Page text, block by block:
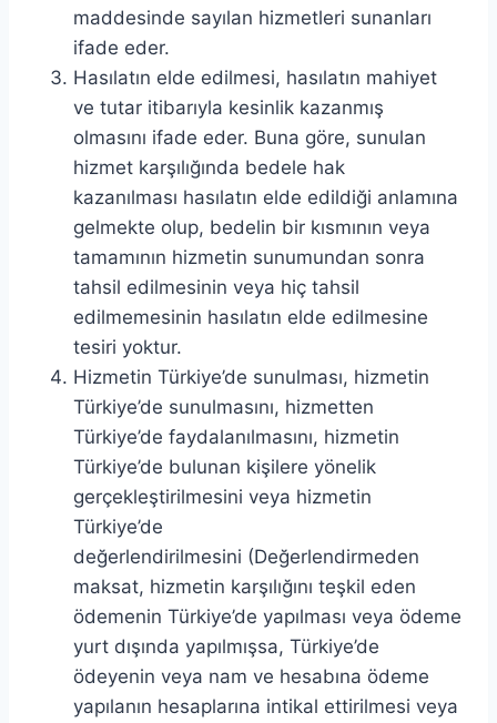
maddesinde sayılan hizmetleri sunanları
ifade eder.
Hasılatın elde edilmesi, hasılatın mahiyet
ve tutar itibarıyla kesinlik kazanmış
olmasını ifade eder. Buna göre, sunulan
hizmet karşılığında bedele hak
kazanılması hasılatın elde edildiği anlamına
gelmekte olup, bedelin bir kısmının veya
tamamının hizmetin sunumundan sonra
tahsil edilmesinin veya hiç tahsil
edilmemesinin hasılatın elde edilmesine
tesiri yoktur.
Hizmetin Türkiye’de sunulması, hizmetin
Türkiye’de sunulmasını, hizmetten
Türkiye’de faydalanılmasını, hizmetin
Türkiye’de bulunan kişilere yönelik
gerçekleştirilmesini veya hizmetin
Türkiye’de
değerlendirilmesini (Değerlendirmeden
maksat, hizmetin karşılığını teşkil eden
ödemenin Türkiye’de yapılması veya ödeme
yurt dışında yapılmışsa, Türkiye’de
ödeyenin veya nam ve hesabına ödeme
yapılanın hesaplarına intikal ettirilmesi veya